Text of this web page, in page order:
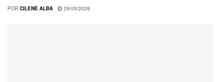
POR CILENE ALBA 29/05/2026